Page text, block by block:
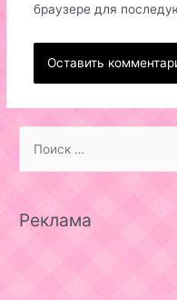
браузере для
rРеклама